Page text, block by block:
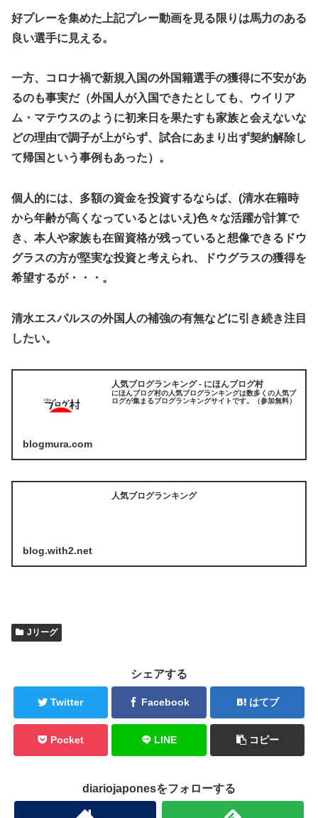
好プレーを集めた上記プレー動画を見る限りは馬力のある
良い選手に見える。
一方、コロナ禍で新規入国の外国籍選手の獲得に不安があ
るのも事実だ（外国人が入国できたとしても、ウイリア
ム・マテウスのように初来日を果たすも家族と会えないな
どの理由で調子が上がらず、試合にあまり出ず契約解除し
て帰国という事例もあった）。
個人的には、多額の資金を投資するならば、(清水在籍時
から年齢が高くなっているとはいえ)色々な活躍が計算で
き、本人や家族も在留資格が残っていると想像できるドウ
グラスの方が堅実な投資と考えられ、ドウグラスの獲得を
希望するが・・・。
清水エスパルスの外国人の補強の有無などに引き続き注目
したい。
人気ブログランキング - にほんブログ村
にほんブログ村の人気ブログランキングは数多くの人気ブ
ログが集まるブログランキングサイトです。（参加無料）
blogmura.com
人気ブログランキング
blog.with2.net
Jリーグ
シェアする
Twitter Facebook はてブ
Pocket LINE コピー
diariojaponesをフォローする